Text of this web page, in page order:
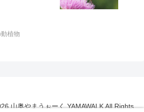
植物
山奥やまうぉーく YAMAWALK All Rights